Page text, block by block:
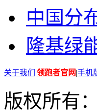
中国分
隆基绿
关于我们 |领跑者官网|手机
版权所有：